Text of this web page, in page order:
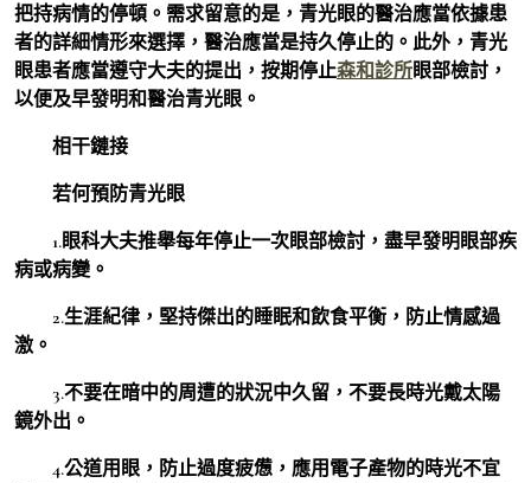
把持病情的停頓。需求留意的是，青光眼的醫治應當依據患
者的詳細情形來選擇，醫治應當是持久停止的。此外，青光
眼患者應當遵守大夫的提出，按期停止森和診所眼部檢討，
以便及早發明和醫治青光眼。
相干鏈接
若何預防青光眼
1.眼科大夫推舉每年停止一次眼部檢討，盡早發明眼部疾
病或病變。
2.生涯紀律，堅持傑出的睡眠和飲食平衡，防止情感過
激。
3.不要在暗中的周遭的狀況中久留，不要長時光戴太陽
鏡外出。
4.公道用眼，防止過度疲憊，應用電子產物的時光不宜